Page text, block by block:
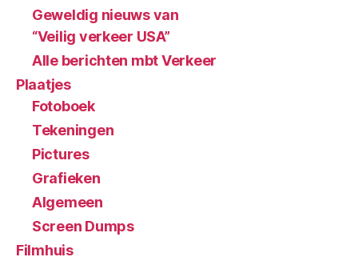
Geweldig nieuws van
“Veilig verkeer USA”
Alle berichten mbt Verkeer
Plaatjes
Fotoboek
Tekeningen
Pictures
Grafieken
Algemeen
Screen Dumps
Filmhuis